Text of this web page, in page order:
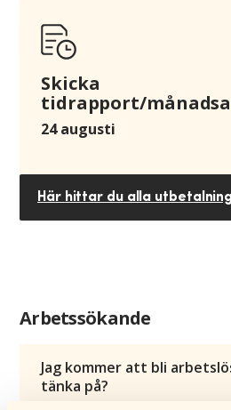
Skicka
tidrapport/
24 augusti
Här hittar du alla
Arbetssökande
Jag kommer att bli
tänka på?